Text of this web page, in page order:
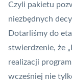
Czyli pakietu
niezbędnych
Dotarliśmy do
stwierdzenie, że
realizacji
wcześniej nie